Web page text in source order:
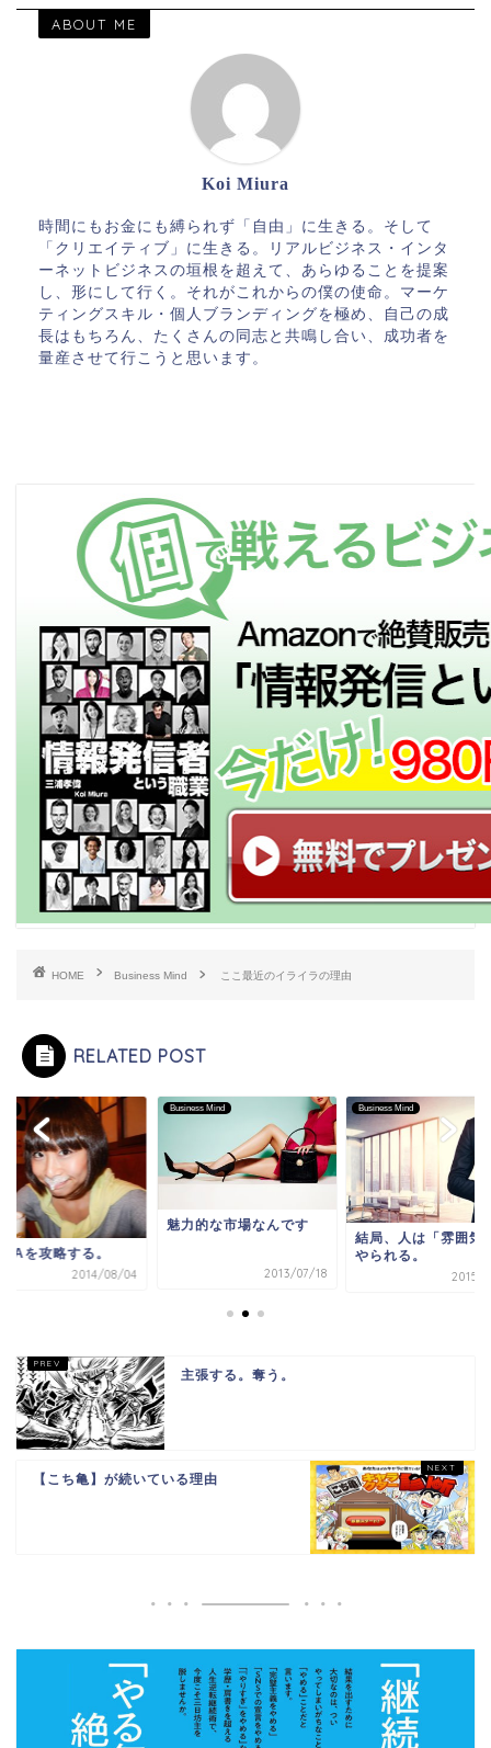
ABOUT ME
Koi Miura
時間にもお金にも縛られず「自由」に生きる。そして
「クリエイティブ」に生きる。リアルビジネス・インタ
ーネットビジネスの垣根を超えて、あらゆることを提案
し、形にして行く。それがこれからの僕の使命。マーケ
ティングスキル・個人ブランディングを極め、自己の成
長はもちろん、たくさんの同志と共鳴し合い、成功者を
量産させて行こうと思います。
HOME Business Mind ここ最近のイライラの理由
RELATED POST
を攻略する。
2014/08/04
Business Mind
魅力的な市場なんです
2013/07/18
Business Mind
結局、人は「雰囲気
やられる。
2015/
主張する。奪う。
【こち亀】が続いている理由